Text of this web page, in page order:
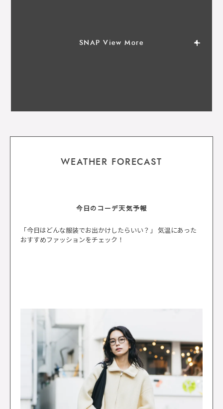
SNAP View More
WEATHER FORECAST
今日のコーデ天気予報
「今日はどんな服装でお出かけしたらいい？」 気温にあった
おすすめファッションをチェック！